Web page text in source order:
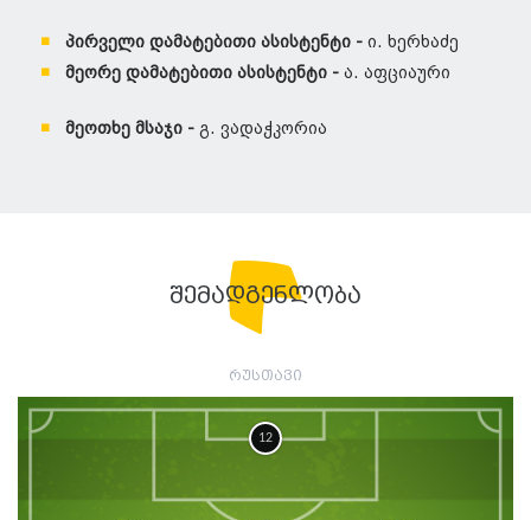
პირველი დამატებითი ასისტენტი - ი. ხერხაძე
მეორე დამატებითი ასისტენტი - ა. აფციაური
მეოთხე მსაჯი - გ. ვადაჭკორია
შემადგენლობა
რუსთავი
12